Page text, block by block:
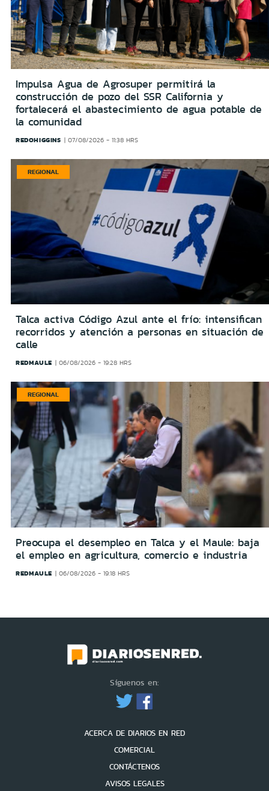
Impulsa Agua de Agrosuper permitirá la
construcción de pozo del SSR California y
fortalecerá el abastecimiento de agua potable de
la comunidad
REDOHIGGINS 07/08/2026 - 11:38 HRS
REGIONAL
Talca activa Código Azul ante el frío: intensifican
recorridos y atención a personas en situación de
calle
REDMAULE 06/08/2026 - 19:28 HRS
REGIONAL
Preocupa el desempleo en Talca y el Maule: baja
el empleo en agricultura, comercio e industria
REDMAULE 06/08/2026 - 19:18 HRS
Síguenos en:
ACERCA DE DIARIOS EN RED
COMERCIAL
CONTÁCTENOS
AVISOS LEGALES